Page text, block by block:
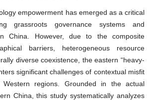
empowerment has emerged as a critical
grassroots governance systems and
China. However, due to the composite
barriers, heterogeneous resource
diverse coexistence, the eastern “heavy-
significant challenges of contextual misfit
regions. Grounded in the actual
China, this study systematically analyzes